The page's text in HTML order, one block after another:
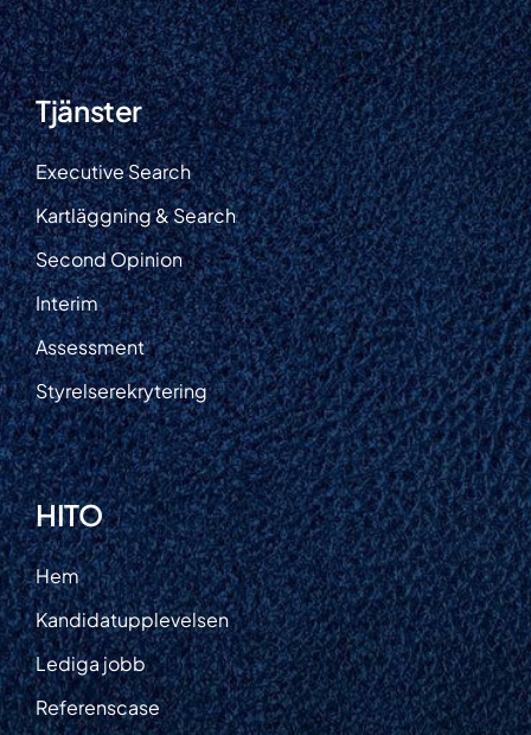
Tjänster
Executive Search
Kartläggning & Search
Second Opinion
Interim
Assessment
Styrelserekrytering
HITO
Hem
Kandidatupplevelsen
Lediga jobb
Referenscase